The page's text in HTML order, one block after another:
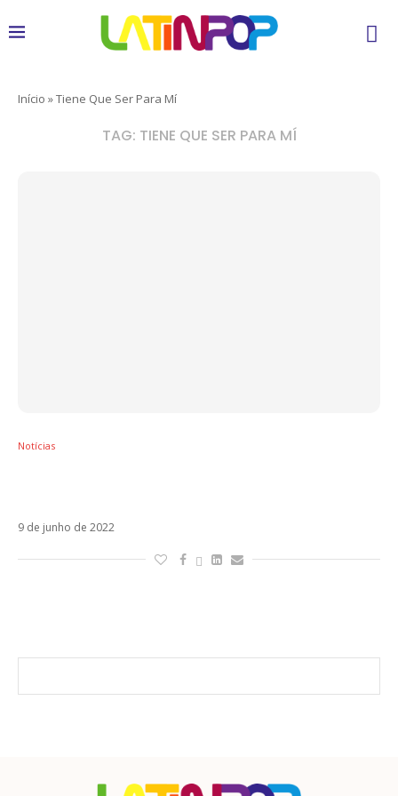
Início »Tiene Que Ser Para Mí
TAG: TIENE QUE SER PARA MÍ
Notícias
9 de junho de 2022